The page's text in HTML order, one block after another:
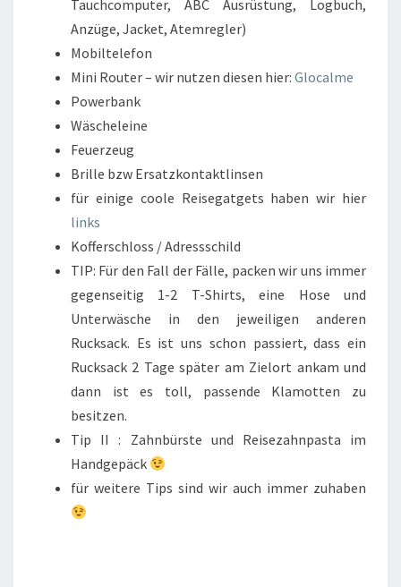
Tauchcomputer, ABC Ausrüstung, Logbuch,
Anzüge, Jacket, Atemregler)
Mobiltelefon
Mini Router – wir nutzen diesen hier: Glocalme
Powerbank
Wäscheleine
Feuerzeug
Brille bzw Ersatzkontaktlinsen
für einige coole Reisegatgets haben wir hier
links
Kofferschloss / Adressschild
TIP: Für den Fall der Fälle, packen wir uns immer
gegenseitig 1-2 T-Shirts, eine Hose und
Unterwäsche in den jeweiligen anderen
Rucksack. Es ist uns schon passiert, dass ein
Rucksack 2 Tage später am Zielort ankam und
dann ist es toll, passende Klamotten zu
besitzen.
Tip II : Zahnbürste und Reisezahnpasta im
Handgepäck
für weitere Tips sind wir auch immer zuhaben